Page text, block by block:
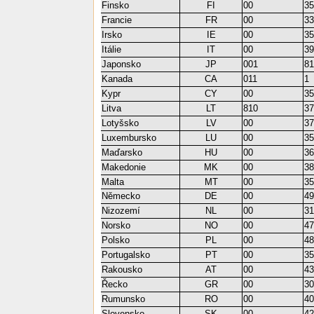
Finsko FI 00
Francie
FR 00
33
Irsko
IE 00
Itálie
IT 00
39
Japonsko
JP 001
81
Kanada
CA 011
1
Kypr
CY 00
Litva
LT 810
Lotyšsko
LV 00
Luxembursko
LU 00
Maďarsko
HU 00
36
Makedonie
MK 00
Malta
MT 00
Německo
DE 00
49
Nizozemí
NL 00
31
Norsko
NO 00
47
Polsko
PL 00
48
Portugalsko
PT 00
Rakousko
AT 00
43
Řecko
GR 00
30
Rumunsko
RO 00
40